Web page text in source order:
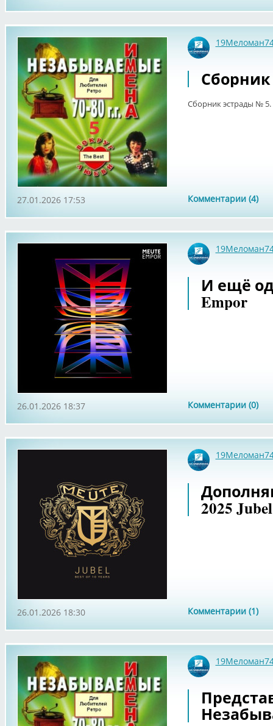
Сборник
Сборник эстрады № 5.
Комментарии (4)
27.01.2026 17:53
И ещё
Empor
Комментарии (0)
26.01.2026 18:37
2025 Jubel
Комментарии (1)
26.01.2026 18:30